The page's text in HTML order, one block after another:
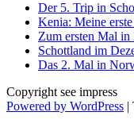
Der 5. Trip in
Kenia: Meine
Zum ersten Mal in
Schottland im
Das 2. Mal in
Copyright see impress
Powered by WordPress |